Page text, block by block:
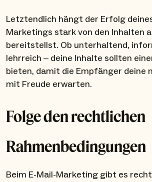
Letztendlich hängt der Erfolg
Marketings stark von den Inhalten
bereitstellst. Ob unterhaltend,
lehrreich – deine Inhalte sollten
bieten, damit die Empfänger deine
mit Freude erwarten.
Folge den rechtlichen
Rahmenbedingungen
Beim E-Mail-Marketing gibt es